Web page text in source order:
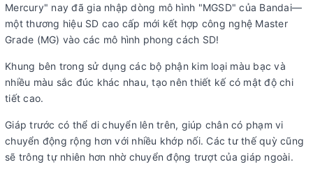
Mercury" nay đã gia nhập dòng mô hình "MGSD" của Bandai—
một thương hiệu SD cao cấp mới kết hợp công nghệ Master
Grade (MG) vào các mô hình phong cách SD!
Khung bên trong sử dụng các bộ phận kim loại màu bạc và
nhiều màu sắc đúc khác nhau, tạo nên thiết kế có mật độ chi
tiết cao.
Giáp trước có thể di chuyển lên trên, giúp chân có phạm vi
chuyển động rộng hơn với nhiều khớp nối. Các tư thế quỳ cũng
sẽ trông tự nhiên hơn nhờ chuyển động trượt của giáp ngoài.